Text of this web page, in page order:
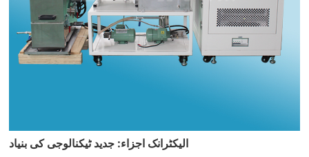
الیکٹرانک اجزاء: جدید ٹیکنالوجی کی بنیاد